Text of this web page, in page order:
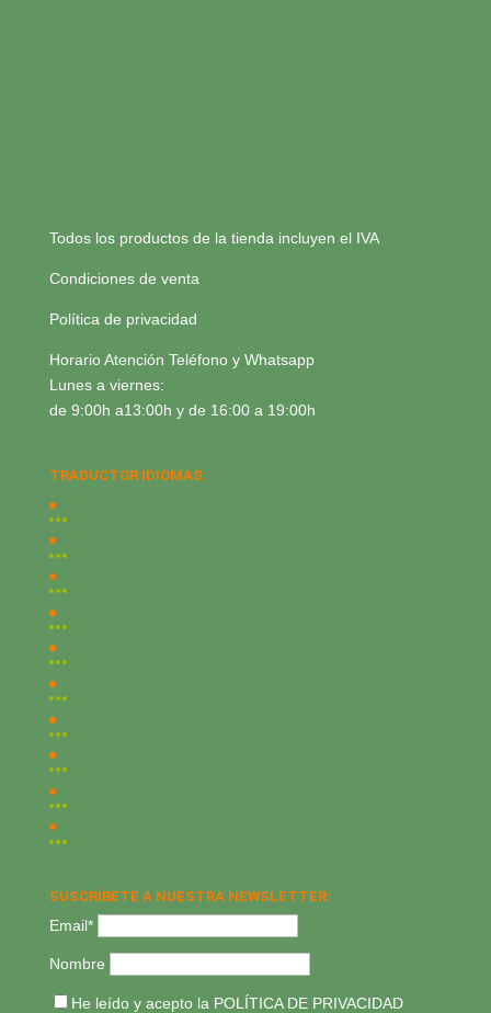
Todos los productos de la tienda incluyen el IVA
Condiciones de venta
Política de privacidad
Horario Atención Teléfono y Whatsapp
Lunes a viernes:
de 9:00h a13:00h y de 16:00 a 19:00h
TRADUCTOR IDIOMAS:
SUSCRÍBETE A NUESTRA NEWSLETTER:
Email*
Nombre
He leído y acepto la POLÍTICA DE PRIVACIDAD